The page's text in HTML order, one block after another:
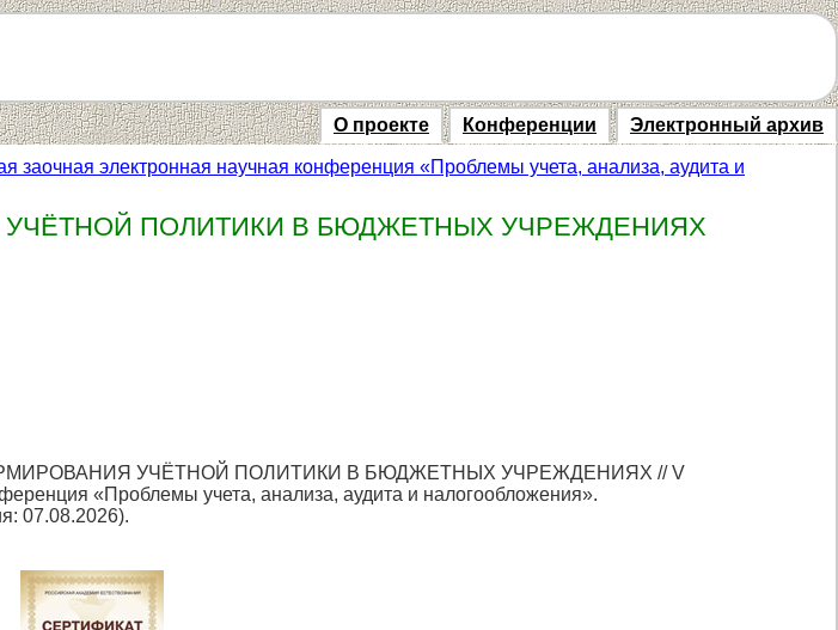
О проекте Конференции Электронный архив
заочная электронная научная конференция «Проблемы учета, анализа, аудита и
ПОЛИТИКИ В БЮДЖЕТНЫХ УЧРЕЖДЕНИЯХ
УЧЁТНОЙ ПОЛИТИКИ В БЮДЖЕТНЫХ УЧРЕЖДЕНИЯХ // V
«Проблемы учета, анализа, аудита и налогообложения».
07.08.2026).